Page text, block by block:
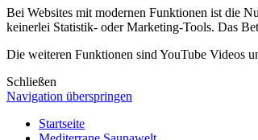
Bei Websites mit modernen Funktionen ist die
keinerlei Statistik- oder Marketing-Tools. Das
Die weiteren Funktionen sind YouTube Videos
Schließen
Navigation überspringen
Startseite